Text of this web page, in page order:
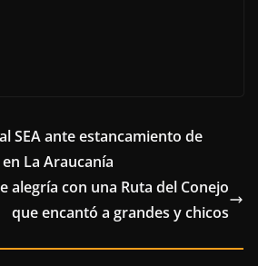
SEA ante estancamiento de
La Araucanía
alegría con una Ruta del Conejo
que encantó a grandes y chicos